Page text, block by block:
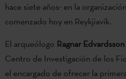
hace siete años- en la
comenzado hoy en Reykjiavik.
El arqueólogo Ragnar Edvardsson
Centro de Investigación de los
el encargado de ofrecer la